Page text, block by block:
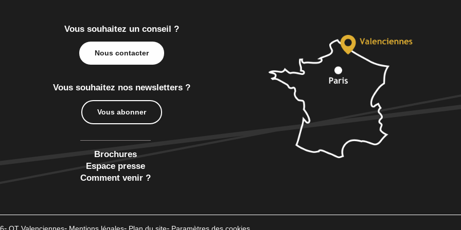
Vous souhaitez un conseil ?
Nous contacter
Vous souhaitez nos newsletters ?
Vous abonner
Brochures
Espace presse
Comment venir ?
OT Valenciennes Mentions légales Plan du site Paramètres des cookies